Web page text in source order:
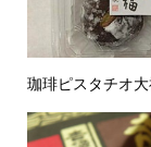
珈琲ピスタチオ